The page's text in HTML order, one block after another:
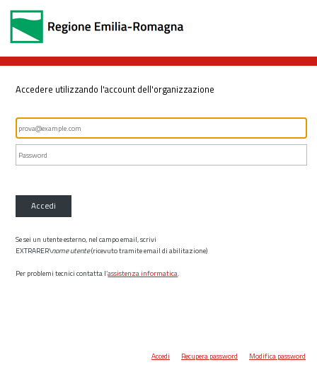
Accedere utilizzando l'account dell'organizzazione
Accedi
Se sei un utente esterno, nel campo email, scrivi
EXTRARER\nome utente(ricevuto tramite email di abilitazione)
Per problemi tecnici contatta l’assistenza informatica.
Accedi Recupera password Modifica password